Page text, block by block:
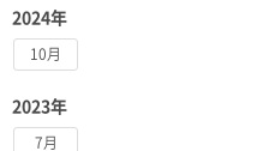
2024年
10月
2023年
7月